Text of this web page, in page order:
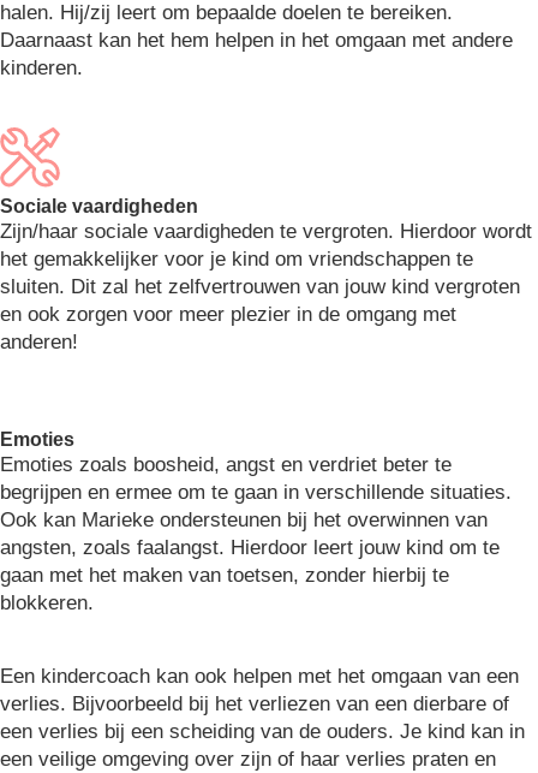
halen. Hij/zij leert om bepaalde doelen te bereiken.
Daarnaast kan het hem helpen in het omgaan met andere
kinderen.
Sociale vaardigheden
Zijn/haar sociale vaardigheden te vergroten. Hierdoor wordt
het gemakkelijker voor je kind om vriendschappen te
sluiten. Dit zal het zelfvertrouwen van jouw kind vergroten
en ook zorgen voor meer plezier in de omgang met
anderen!
Emoties
Emoties zoals boosheid, angst en verdriet beter te
begrijpen en ermee om te gaan in verschillende situaties.
Ook kan Marieke ondersteunen bij het overwinnen van
angsten, zoals faalangst. Hierdoor leert jouw kind om te
gaan met het maken van toetsen, zonder hierbij te
blokkeren.
Een kindercoach kan ook helpen met het omgaan van een
verlies. Bijvoorbeeld bij het verliezen van een dierbare of
een verlies bij een scheiding van de ouders. Je kind kan in
een veilige omgeving over zijn of haar verlies praten en